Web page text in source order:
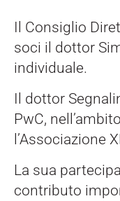
Il Consiglio
soci il dottor
individuale.
Il dottor
PwC,
l’Associazione
La sua
contributo